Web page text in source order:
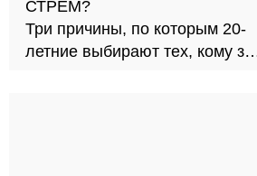
СТРЕМ?
Три причины, по которым 20-
летние выбирают тех, кому за